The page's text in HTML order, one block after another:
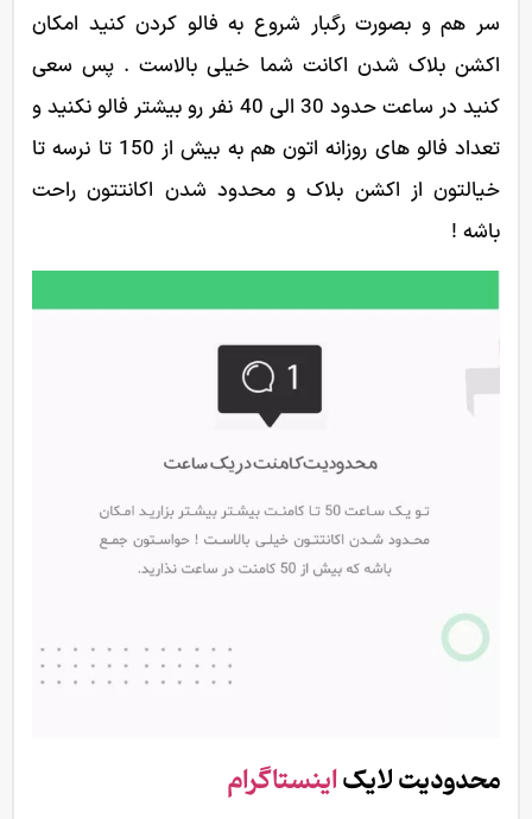
سر هم و بصورت رگبار شروع به فالو کردن کنید امکان
اکشن بلاک شدن اکانت شما خیلی بالاست . پس سعی
کنید در ساعت حدود 30 الی 40 نفر رو بیشتر فالو نکنید و
تعداد فالو های روزانه اتون هم به بیش از 150 تا نرسه تا
خیالتون از اکشن بلاک و محدود شدن اکانتتون راحت
باشه !
محدودیت لایکاینستاگرام